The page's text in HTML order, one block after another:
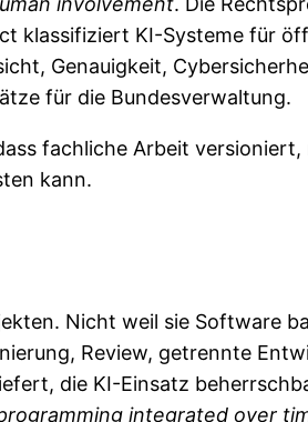
klassifiziert KI-Systeme für
Genauigkeit,
für die Bundesverwaltung.
fachliche Arbeit
kann.
Nicht weil sie Software
Review, getrennte
die KI-Einsatz
integrated over